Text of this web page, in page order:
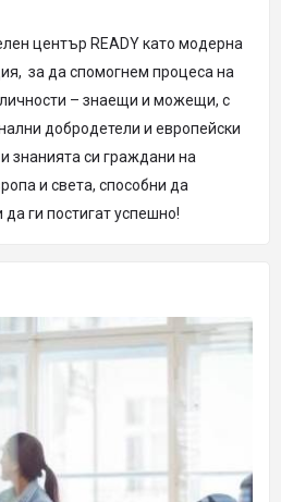
център READY като модерна
за да спомогнем процеса на
– знаещи и можещи, с
добродетели и европейски
знанията си граждани на
и света, способни да
ги постигат успешно!